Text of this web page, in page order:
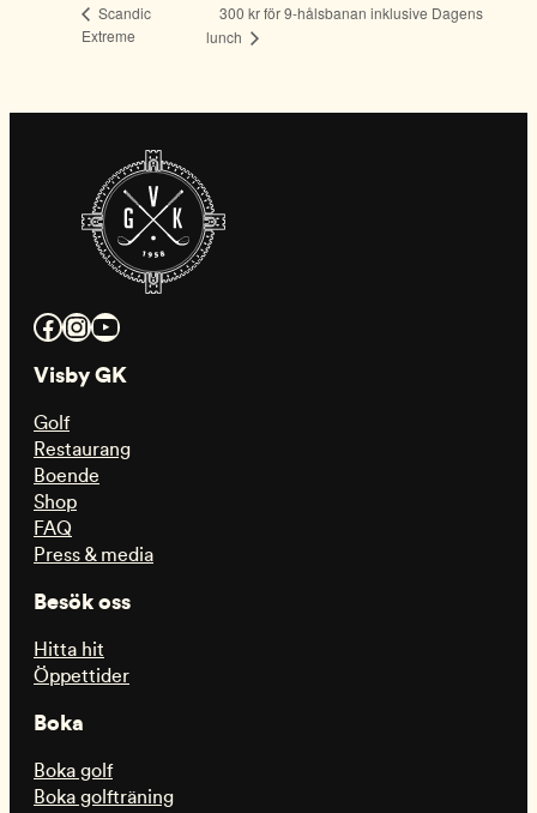
Scandic
Extreme
300 kr för 9-hålsbanan inklusive Dagens
lunch
Facebook InstagramYouTube
Visby GK
Golf
Restaurang
Boende
Shop
FAQ
Press & media
Besök oss
Hitta hit
Öppettider
Boka
Boka golf
Boka golfträning